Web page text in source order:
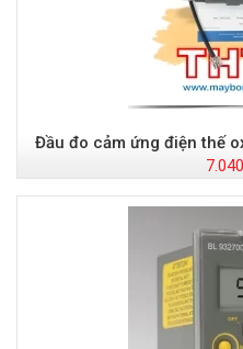
Đầu đo cảm ứng điện thế